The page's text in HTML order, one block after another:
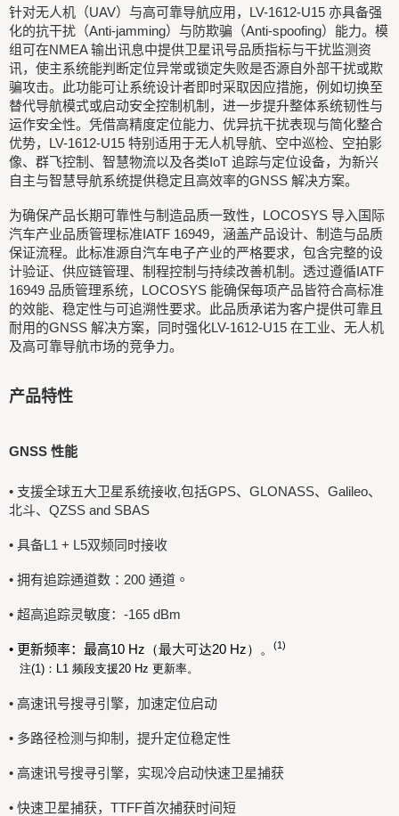
针对无人机（UAV）与高可靠导航应用，LV-1612-U15 亦具备强
化的抗干扰（Anti-jamming）与防欺骗（Anti-spoofing）能力。模
组可在NMEA 输出讯息中提供卫星讯号品质指标与干扰监测资
讯，使主系统能判断定位异常或锁定失败是否源自外部干扰或欺
骗攻击。此功能可让系统设计者即时采取因应措施，例如切换至
替代导航模式或启动安全控制机制，进一步提升整体系统韧性与
运作安全性。凭借高精度定位能力、优异抗干扰表现与简化整合
优势，LV-1612-U15 特别适用于无人机导航、空中巡检、空拍影
像、群飞控制、智慧物流以及各类IoT 追踪与定位设备，为新兴
自主与智慧导航系统提供稳定且高效率的GNSS 解决方案。
为确保产品长期可靠性与制造品质一致性，LOCOSYS 导入国际
汽车产业品质管理标准IATF 16949，涵盖产品设计、制造与品质
保证流程。此标准源自汽车电子产业的严格要求，包含完整的设
计验证、供应链管理、制程控制与持续改善机制。透过遵循IATF
16949 品质管理系统，LOCOSYS 能确保每项产品皆符合高标准
的效能、稳定性与可追溯性要求。此品质承诺为客户提供可靠且
耐用的GNSS 解决方案，同时强化LV-1612-U15 在工业、无人机
及高可靠导航市场的竞争力。
产品特性
GNSS 性能
• 支援全球五大卫星系统接收,包括GPS、 GLONASS、 Galileo、
北斗、 QZSS and SBAS
• 具备L1 + L5双频同时接收
• 拥有追踪通道数：200 通道。
• 超高追踪灵敏度： -165 dBm
• 更新频率：最高10 Hz（最大可达20 Hz）。 (1)
注(1)：L1 频段支援20 Hz 更新率。
• 高速讯号搜寻引擎，加速定位启动
• 多路径检测与抑制，提升定位稳定性
• 高速讯号搜寻引擎，实现冷启动快速卫星捕获
• 快速卫星捕获， TTFF首次捕获时间短